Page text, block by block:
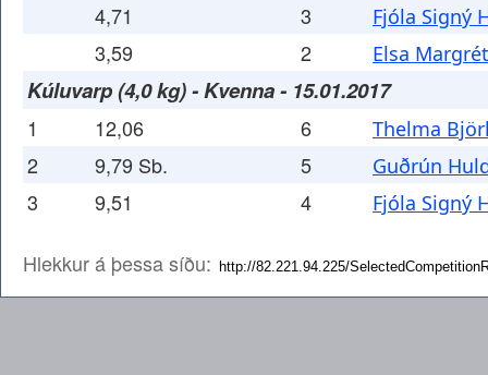
4,71 3 Fjóla Signý
3,59 2 Elsa
Kúluvarp (4,0 kg) - Kvenna - 15.01.2017
1 12,06 6 Thelma
2 9,79 Sb. 5 Guðrún
3 9,51 4 Fjóla Signý
Hlekkur á þessa síðu: